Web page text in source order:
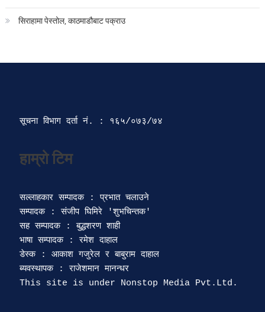
सिराहामा पेस्तोल, काठमाडौबाट पक्राउ
सूचना विभाग दर्ता‍ नं. : १६५/०७३/७४
हाम्रो टिम
सल्लाहकार सम्पादक : प्रभात चलाउने
सम्पादक : संजीप घिमिरे 'शुभचिन्तक'
सह सम्पादक : बुद्धशरण शाही
भाषा सम्पादक : रमेश दाहाल
डेस्क : आकाश गजुरेल र बाबुराम दाहाल
ब्यवस्थापक : राजेशमान मानन्धर